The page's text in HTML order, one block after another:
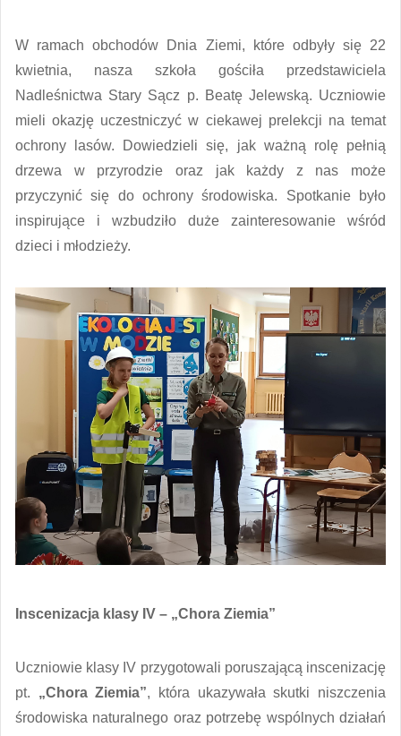
W ramach obchodów Dnia Ziemi, które odbyły się 22
kwietnia, nasza szkoła gościła przedstawiciela
Nadleśnictwa Stary Sącz p. Beatę Jelewską. Uczniowie
mieli okazję uczestniczyć w ciekawej prelekcji na temat
ochrony lasów. Dowiedzieli się, jak ważną rolę pełnią
drzewa w przyrodzie oraz jak każdy z nas może
przyczynić się do ochrony środowiska. Spotkanie było
inspirujące i wzbudziło duże zainteresowanie wśród
dzieci i młodzieży.
Inscenizacja klasy IV – „Chora Ziemia”
Uczniowie klasy IV przygotowali poruszającą inscenizację
pt. „Chora Ziemia”, która ukazywała skutki niszczenia
środowiska naturalnego oraz potrzebę wspólnych działań